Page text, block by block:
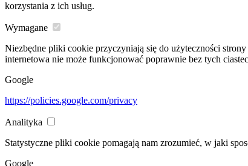
korzystania z ich usług.
Wymagane
Niezbędne pliki cookie przyczyniają się do użyteczności
internetowa nie może funkcjonować poprawnie bez tych
Google
https://policies.google.com/privacy
Analityka
Statystyczne pliki cookie pomagają nam zrozumieć, w jaki
Google